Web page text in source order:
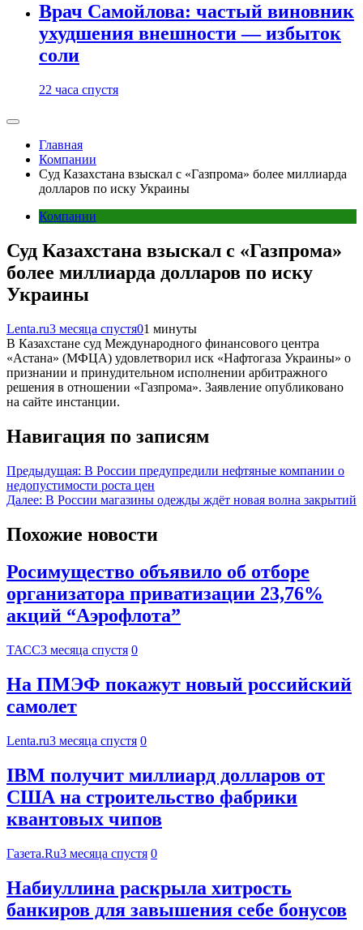
Врач Самойлова: частый виновник
ухудшения внешности — избыток
соли
22 часа спустя
Главная
Компании
Суд Казахстана взыскал с «Газпрома» более миллиарда
долларов по иску Украины
Компании
Суд Казахстана взыскал с «Газпрома»
более миллиарда долларов по иску
Украины
Lenta.ru3 месяца спустя01 минуты
В Казахстане суд Международного финансового центра
«Астана» (МФЦА) удовлетворил иск «Нафтогаза Украины» о
признании и принудительном исполнении арбитражного
решения в отношении «Газпрома». Заявление опубликовано
на сайте инстанции.
Навигация по записям
Предыдущая: В России предупредили нефтяные компании о
недопустимости роста цен
Далее: В России магазины одежды ждёт новая волна закрытий
Похожие новости
Росимущество объявило об отборе
организатора приватизации 23,76%
акций “Аэрофлота”
ТАСС3 месяца спустя 0
На ПМЭФ покажут новый российский
самолет
Lenta.ru3 месяца спустя 0
IBM получит миллиард долларов от
США на строительство фабрики
квантовых чипов
Газета.Ru3 месяца спустя 0
Набиуллина раскрыла хитрость
банкиров для завышения себе бонусов